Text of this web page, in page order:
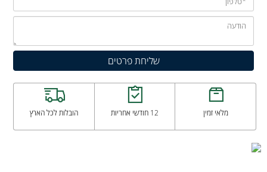
מלאי זמין 12 חודשי אחריות הובלות לכל הארץ